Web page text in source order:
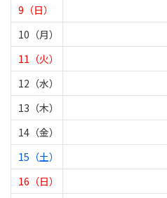
9（日）
10（月）
11（火）
12（水）
13（木）
14（金）
15（土）
16（日）